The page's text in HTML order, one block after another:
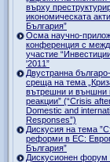
върху
икономическата
България”
Осма научно-
конференция с
участие
'2011”
Двустранна
среща на тема
вътрешни и външни
реакции” (“Crisis
Domestic and
Responses”)
Дискусия на тема
реформи в ЕС:
България”
Дискусионен форум